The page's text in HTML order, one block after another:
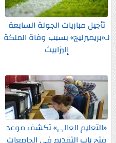
تأجيل مباريات الجولة السابعة
لـ«بريميرليج» بسبب وفاة الملكة
إليزابيث
«التعليم العالى» تكشف موعد
فتح باب التقديم فى الجامعات